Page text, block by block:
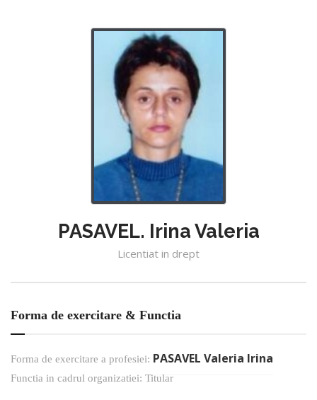
PASAVEL. Irina Valeria
Licentiat in drept
Forma de exercitare & Functia
Forma de exercitare a profesiei: PASAVEL Valeria Irina
Functia in cadrul organizatiei: Titular